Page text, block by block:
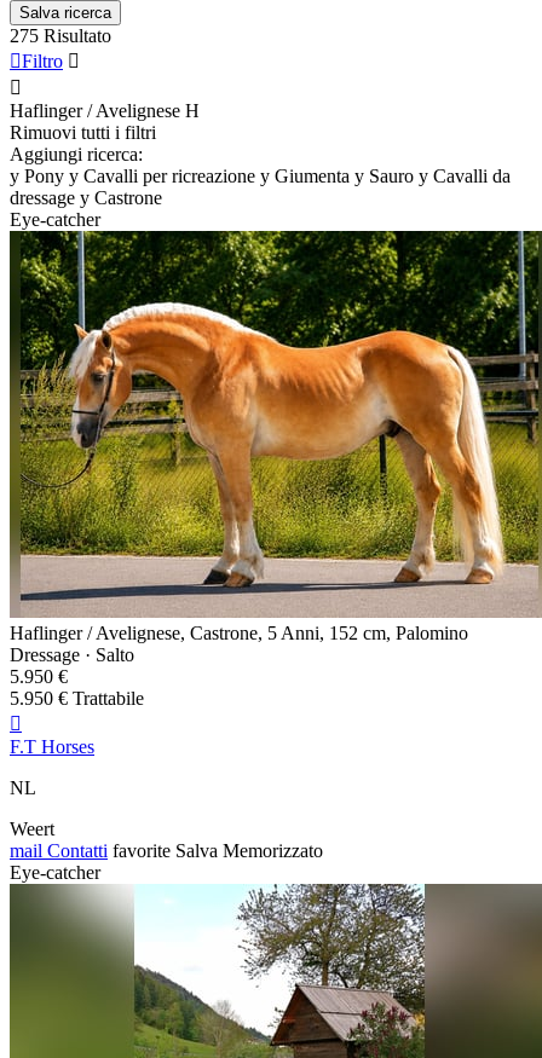
Salva ricerca
275 Risultato
Filtro 

Haflinger / Avelignese H
Rimuovi tutti i filtri
Aggiungi ricerca:
y Pony y Cavalli per ricreazione y Giumenta y Sauro y Cavalli da
dressage y Castrone
Eye-catcher
Haflinger / Avelignese, Castrone, 5 Anni, 152 cm, Palomino
Dressage · Salto
5.950 €
5.950 € Trattabile

F.T Horses
NL
Weert
mail Contatti favorite Salva Memorizzato
Eye-catcher